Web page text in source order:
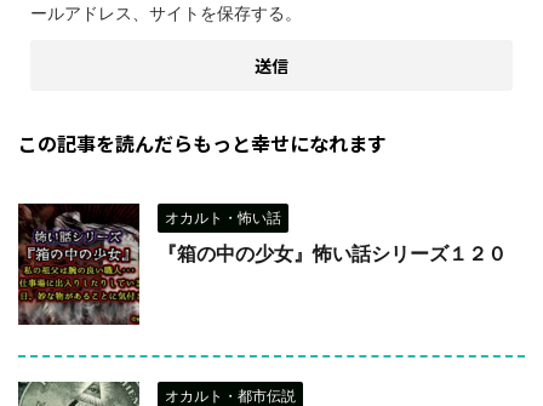
ールアドレス、サイトを保存する。
この記事を読んだらもっと幸せになれます
オカルト・怖い話
『箱の中の少女』怖い話シリーズ１２０
オカルト・都市伝説